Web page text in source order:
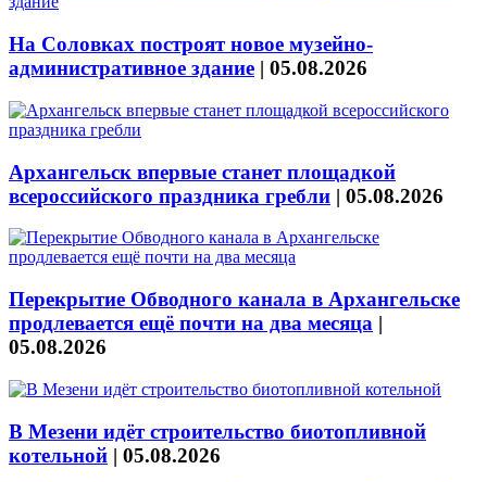
На Соловках построят новое музейно-
административное здание | 05.08.2026
Архангельск впервые станет площадкой
всероссийского праздника гребли | 05.08.2026
Перекрытие Обводного канала в Архангельске
продлевается ещё почти на два месяца |
05.08.2026
В Мезени идёт строительство биотопливной
котельной | 05.08.2026